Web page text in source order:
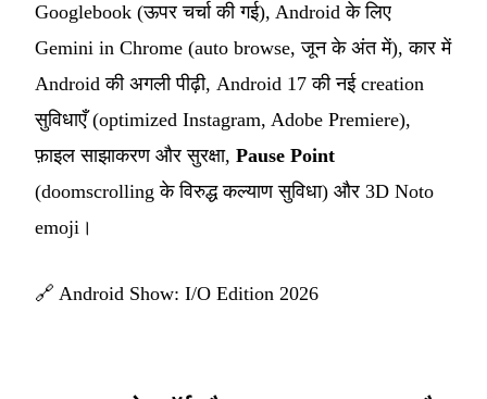
Googlebook (ऊपर चर्चा की गई), Android के लिए
Gemini in Chrome (auto browse, जून के अंत में), कार में
Android की अगली पीढ़ी, Android 17 की नई creation
सुविधाएँ (optimized Instagram, Adobe Premiere),
फ़ाइल साझाकरण और सुरक्षा, Pause Point
(doomscrolling के विरुद्ध कल्याण सुविधा) और 3D Noto
emoji।
🔗 Android Show: I/O Edition 2026